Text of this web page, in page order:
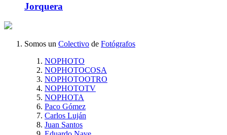
Jorquera
Somos un Colectivo de Fotógrafos
NOPHOTO
NOPHOTOCOSA
NOPHOTOOTRO
NOPHOTOTV
NOPHOTA
Paco Gómez
Carlos Luján
Juan Santos